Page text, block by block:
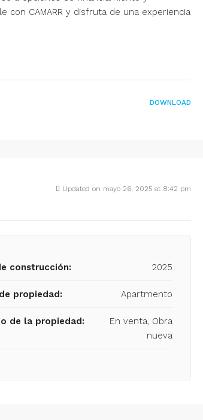
con CAMARR y disfruta de una experiencia
DOWNLOAD
Updated on mayo 26, 2025 at 8:42 pm
construcción: 2025
propiedad: Apartmento
de la propiedad:
En venta, Obra
nueva